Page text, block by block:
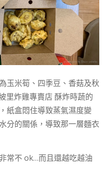
玉米筍、四季豆、香菇及秋
里炸雞專賣店 酥炸時蔬的
紙盒悶住導致蒸氣濕度變
分的關係，導致那一層麵衣
常不 ok…而且還越吃越油